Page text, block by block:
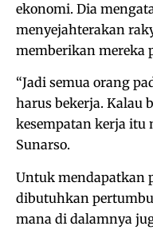
ekonomi. Dia
menyejahterakan
memberikan mereka
“Jadi semua orang
harus bekerja. Kalau
kesempatan kerja itu
Sunarso.
Untuk mendapatkan
dibutuhkan
mana di dalamnya